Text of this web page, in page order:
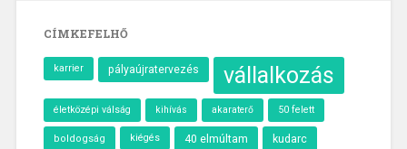
CÍMKEFELHŐ
karrier pályaújratervezés vállalkozás
életközépi válság kihívás akaraterő 50 felett
boldogság kiégés 40 elmúltam kudarc